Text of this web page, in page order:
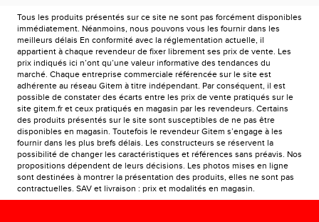
Tous les produits présentés sur ce site ne sont pas forcément disponibles
immédiatement. Néanmoins, nous pouvons vous les fournir dans les
meilleurs délais En conformité avec la réglementation actuelle, il
appartient à chaque revendeur de fixer librement ses prix de vente. Les
prix indiqués ici n’ont qu’une valeur informative des tendances du
marché. Chaque entreprise commerciale référencée sur le site est
adhérente au réseau Gitem à titre indépendant. Par conséquent, il est
possible de constater des écarts entre les prix de vente pratiqués sur le
site gitem.fr et ceux pratiqués en magasin par les revendeurs. Certains
des produits présentés sur le site sont susceptibles de ne pas être
disponibles en magasin. Toutefois le revendeur Gitem s’engage à les
fournir dans les plus brefs délais. Les constructeurs se réservent la
possibilité de changer les caractéristiques et références sans préavis. Nos
propositions dépendent de leurs décisions. Les photos mises en ligne
sont destinées à montrer la présentation des produits, elles ne sont pas
contractuelles. SAV et livraison : prix et modalités en magasin.